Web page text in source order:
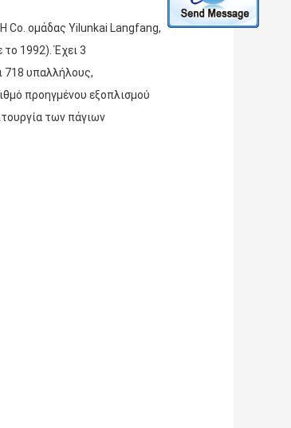
Co. ομάδας Yilunkai Langfang,
1992). Έχει 3
718 υπαλλήλους,
προηγμένου εξοπλισμού
των πάγιων